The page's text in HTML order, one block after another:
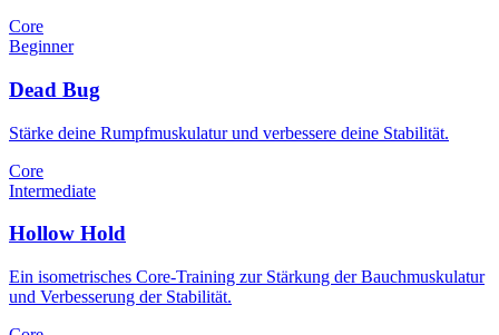
Core
Beginner
Dead Bug
Stärke deine Rumpfmuskulatur und verbessere deine Stabilität.
Core
Intermediate
Hollow Hold
Ein isometrisches Core-Training zur Stärkung der Bauchmuskulatur
und Verbesserung der Stabilität.